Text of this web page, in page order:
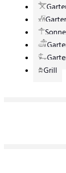
Grill